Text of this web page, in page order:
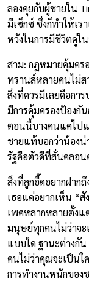
ลองคุยกับผู้ชายใน
มีเซ็กซ์ ซึ่งก็ทำให้เ
หวังในการมีชีวิตคู่ใ
สาม: กฎหมายคุ้มคร
ทรานส์หลายคนไม่ส
สิ่งที่ควรมีเลยคือกา
มีการคุ้มครองป้องกั
ตอนนี้บางคนแค่ไปแ
ชายแท้บอกว่าน้องน่
รัฐคือตัวดีที่สั่นคลอ
สิ่งที่ลูกอี๊ดอยากฝาก
เธอแค่อยากเห็น “
เพศหลากหลายตั้งแ
มนุษย์ทุกคนไม่ว่าจะ
แบบใด ฐานะต่างกั
คนไม่ว่าคุณจะเป็นใ
การทำงานหนักของ